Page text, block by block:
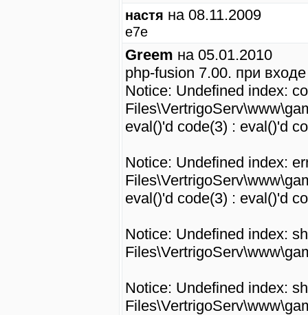
настя на 08.11.2009
е7е
Greem на 05.01.2010
php-fusion 7.00. при
Notice: Undefined index:
eval()'d code(3) : eval()'d
Notice: Undefined index:
eval()'d code(3) : eval()'d
Notice: Undefined index:
Notice: Undefined index: